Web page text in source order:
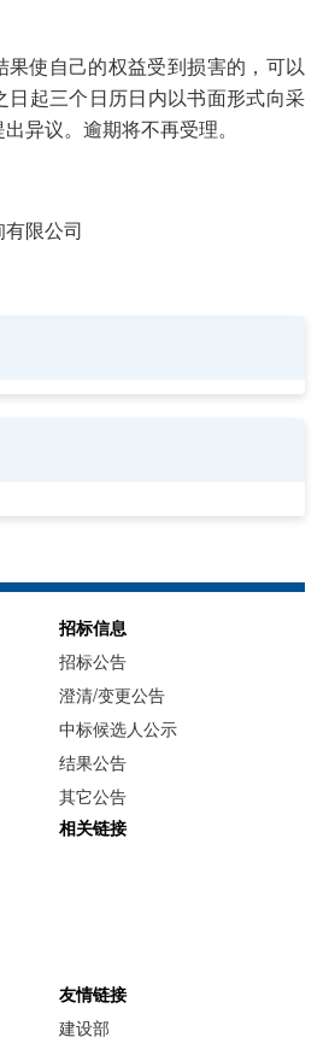
果使自己的权益受到损害的，可以
日起三个日历日内以书面形式向采
异议。逾期将不再受理。
限公司
招标信息
招标公告
澄清/变更公告
中标候选人公示
结果公告
其它公告
相关链接
友情链接
建设部